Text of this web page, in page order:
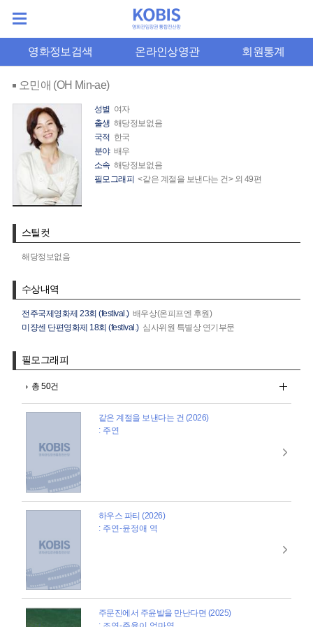
영화정보검색 온라인상영관 회원통계
오민애 (OH Min-ae)
성별 여자
출생 해당정보없음
국적 한국
분야 배우
소속 해당정보없음
필모그래피 <같은 계절을 보낸다는 건> 외 49편
스틸컷
해당정보없음
수상내역
전주국제영화제 23회 (festival.) 배우상(온피프엔 후원)
미쟝센 단편영화제 18회 (festival.) 심사위원 특별상 연기부문
필모그래피
총 50건
같은 계절을 보낸다는 건 (2026)
: 주연
하우스 파티 (2026)
: 주연-윤정애 역
주문진에서 주윤발을 만난다면 (2025)